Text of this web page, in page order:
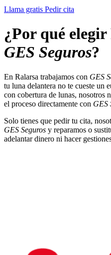
Llama gratis Pedir cita
¿Por qué
GES Seguros?
En Ralarsa trabajamos con GES
tu luna delantera no te cueste un
con cobertura de lunas, nosotros
el proceso directamente con GES
Solo tienes que pedir tu cita,
GES Seguros y reparamos o
adelantar dinero ni hacer